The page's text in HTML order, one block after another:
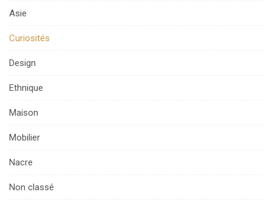
Asie
Curiosités
Design
Ethnique
Maison
Mobilier
Nacre
Non classé